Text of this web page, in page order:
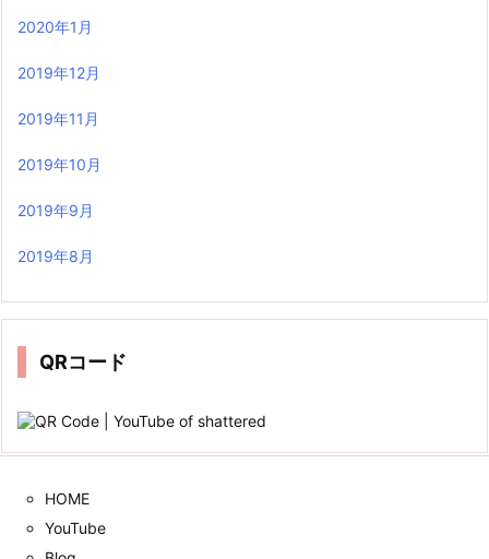
2020年1月
2019年12月
2019年11月
2019年10月
2019年9月
2019年8月
QRコード
HOME
YouTube